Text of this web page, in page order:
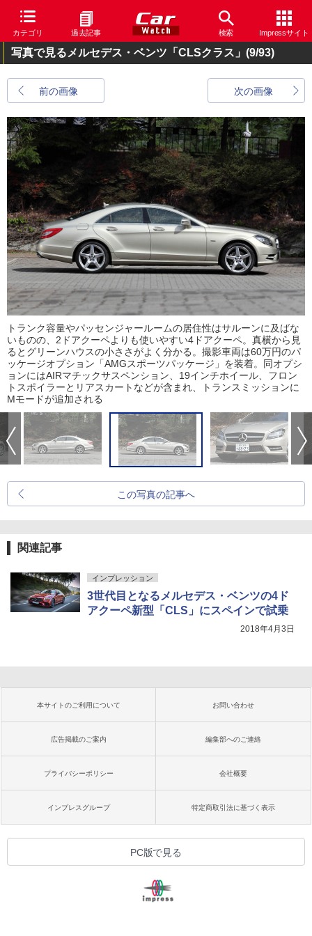
カテゴリ 過去記事 検索 Impressサイト
写真で見るメルセデス・ベンツ「CLSクラス」 (9/93)
前の画像 次の画像
トランク容量やパッセンジャールームの居住性はサルーンに及ばな
いものの、2ドアクーペよりも使いやすい4ドアクーペ。真横から見
るとグリーンハウスの小ささがよく分かる。撮影車両は60万円のパ
ッケージオプション「AMGスポーツパッケージ」を装着。同オプシ
ョンにはAIRマチックサスペンション、19インチホイール、フロン
トスポイラーとリアスカートなどが含まれ、トランスミッションに
Mモードが追加される
この写真の記事へ
関連記事
インプレッション
3世代目となるメルセデス・ベンツの4ド
アクーペ新型「CLS」にスペインで試乗
2018年4月3日
本サイトのご利用について お問い合わせ
広告掲載のご案内 編集部へのご連絡
プライバシーポリシー 会社概要
インプレスグループ 特定商取引法に基づく表示
PC版で見る